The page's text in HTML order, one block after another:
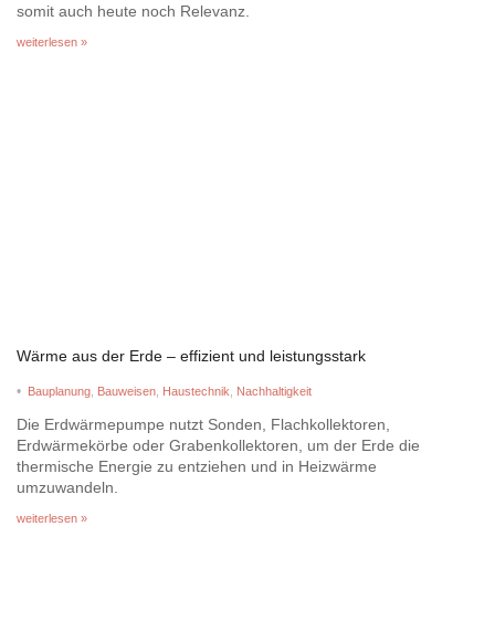
somit auch heute noch Relevanz.
weiterlesen »
Wärme aus der Erde – effizient und leistungsstark
• Bauplanung Bauweisen Haustechnik Nachhaltigkeit
Die Erdwärmepumpe nutzt Sonden, Flachkollektoren,
Erdwärmekörbe oder Grabenkollektoren, um der Erde die
thermische Energie zu entziehen und in Heizwärme
umzuwandeln.
weiterlesen »